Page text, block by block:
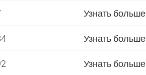
Узнать больше
Узнать больше
Узнать больше